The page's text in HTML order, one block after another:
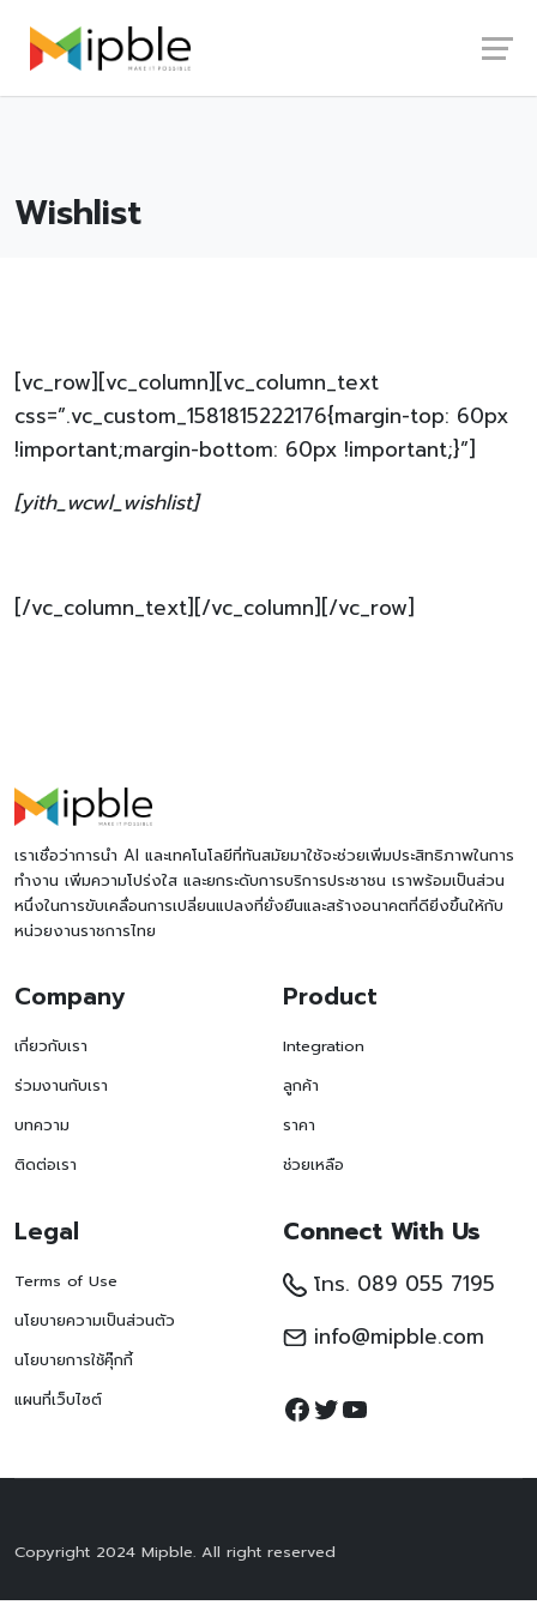
content
Wishlist
[vc_row][vc_column][vc_column_text
css=”.vc_custom_1581815222176{margin-top: 60px
!important;margin-bottom: 60px !important;}”]
[yith_wcwl_wishlist]
[/vc_column_text][/vc_column][/vc_row]
เราเชื่อว่าการนำ AI และเทคโนโลยีที่ทันสมัยมาใช้จะช่วยเพิ่มประสิทธิภาพในการ
ทำงาน เพิ่มความโปร่งใส และยกระดับการบริการประชาชน เราพร้อมเป็นส่วน
หนึ่งในการขับเคลื่อนการเปลี่ยนแปลงที่ยั่งยืนและสร้างอนาคตที่ดียิ่งขึ้นให้กับ
หน่วยงานราชการไทย
Company
เกี่ยวกับเรา
ร่วมงานกับเรา
บทความ
ติดต่อเรา
Product
Integration
ลูกค้า
ราคา
ช่วยเหลือ
Legal
Terms of Use
นโยบายความเป็นส่วนตัว
นโยบายการใช้คุ๊กกี้
แผนที่เว็บไซต์
Connect With Us
โทร. 089 055 7195
info@mipble.com
Facebook
Twitter
YouTube
Copyright 2024 Mipble. All right reserved